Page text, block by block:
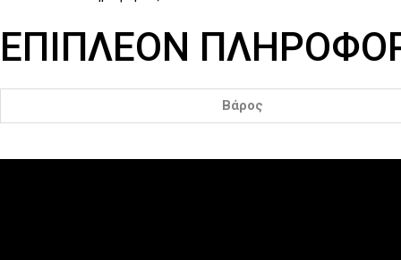
ΕΠΙΠΛΈΟΝ
Βάρος